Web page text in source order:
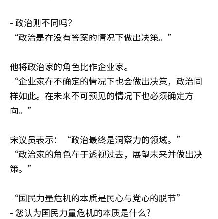
- 政治则不同吗？
“政治是在没有答案的情况下做出决策。”
他将政治家的角色比作企业家。
“企业家在不确定的情况下也会做出决策，政治同
样如此。在未来不可预见的情况下也必须确定方
向。”
宋议员表示：“政治最终是洞察力的领域。”
“政治家的角色在于透视过去，展望未来并做出决
策。”
“国民力量危机的本质是民心与党心的脱节”
- 您认为国民力量危机的本质是什么？